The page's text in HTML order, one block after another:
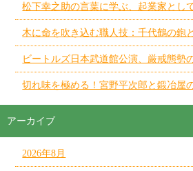
松下幸之助の言葉に学ぶ、起業家とし
木に命を吹き込む職人技：千代鶴の鉋
ビートルズ日本武道館公演、厳戒態勢
切れ味を極める！宮野平次郎と鍛冶屋
アーカイブ
2026年8月